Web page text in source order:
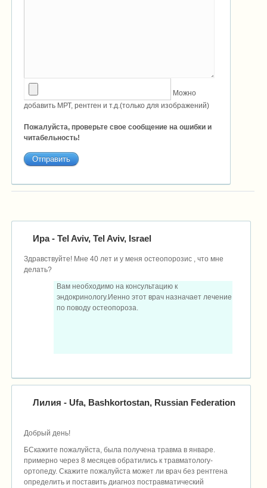
Можно
добавить МРТ, рентген и т.д.(только для изображений)
Пожалуйста, проверьте свое сообщение на ошибки и
читабельность!
Ира- Tel Aviv, Tel Aviv, Israel
Здравствуйте! Мне 40 лет и у меня остеопорозис , что мне
делать?
Вам необходимо на консультацию к
эндокринологу.Иенно этот врач назначает лечение
по поводу остеопороза.
Лилия - Ufa, Bashkortostan, Russian Federation
Добрый день!
БСкажите пожалуйста, была получена травма в январе.
примерно через 8 месяцев обратились к травматологу-
ортопеду. Скажите пожалуйста может ли врач без рентгена
определить и поставить диагноз постравматический